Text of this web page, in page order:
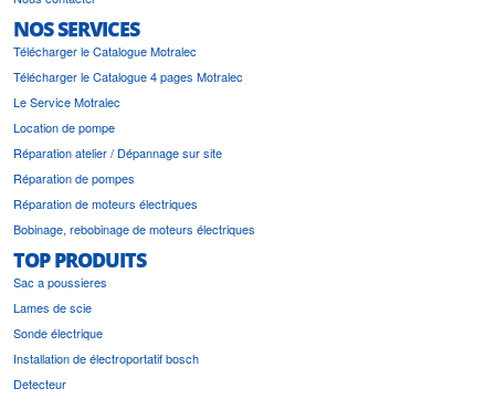
NOS SERVICES
Télécharger le Catalogue Motralec
Télécharger le Catalogue 4 pages Motralec
Le Service Motralec
Location de pompe
Réparation atelier / Dépannage sur site
Réparation de pompes
Réparation de moteurs électriques
Bobinage, rebobinage de moteurs électriques
TOP PRODUITS
Sac a poussieres
Lames de scie
Sonde électrique
Installation de électroportatif bosch
Detecteur